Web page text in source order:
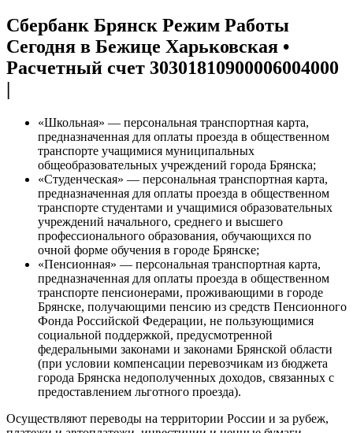
Сбербанк Брянск Режим Работы
Сегодня в Бежице Харьковская •
Расчетный счет 30301810900006004000
«Школьная» — персональная транспортная карта,
предназначенная для оплаты проезда в общественном
транспорте учащимися муниципальных
общеобразовательных учреждений города Брянска;
«Студенческая» — персональная транспортная карта,
предназначенная для оплаты проезда в общественном
транспорте студентами и учащимися образовательных
учреждений начального, среднего и высшего
профессионального образования, обучающихся по
очной форме обучения в городе Брянске;
«Пенсионная» — персональная транспортная карта,
предназначенная для оплаты проезда в общественном
транспорте пенсионерами, проживающими в городе
Брянске, получающими пенсию из средств Пенсионного
Фонда Российской Федерации, не пользующимися
социальной поддержкой, предусмотренной
федеральными законами и законами Брянской области
(при условии компенсации перевозчикам из бюджета
города Брянска недополученных доходов, связанных с
предоставлением льготного проезда).
Осуществляют переводы на территории России и за рубеж,